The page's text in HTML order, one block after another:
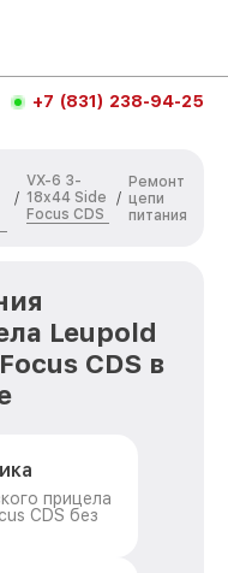
+7 (831) 238-94-25
/
VX-6 3-
18x44 Side
Focus CDS
/
Ремонт
цепи
питания
Leupold
CDS в
прицела
CDS без